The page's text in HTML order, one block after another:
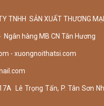
TNHH SẢN XUẤT THƯƠNG
hàng MB CN Tân Hương
- xuongnoithatsi.com
Lê Trọng Tấn, P. Tân Sơn